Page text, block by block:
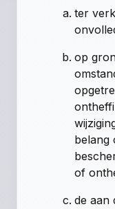
ter
op
belang
of
de aan